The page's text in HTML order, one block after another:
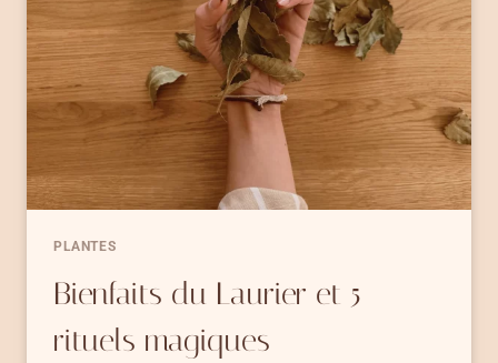
ATTIRER
L’ABONDANCE
ET
LA
MAGIE
PLANTES
Bienfaits du Laurier et 5
rituels magiques